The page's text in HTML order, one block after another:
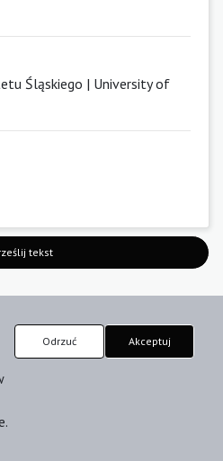
Śląskiego | University of
tekst
w Katowicach
Odrzuć Akceptuj